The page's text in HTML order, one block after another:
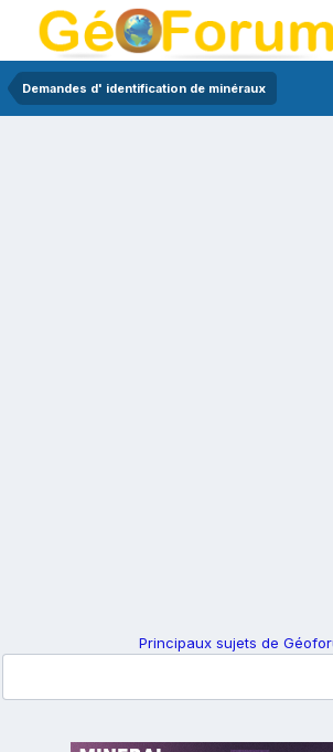
Demandes d' identification de minéraux
Principaux sujets de